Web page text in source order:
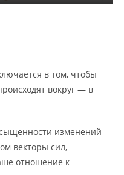
в том, чтобы
вокруг — в
изменений
векторы сил,
отношение к